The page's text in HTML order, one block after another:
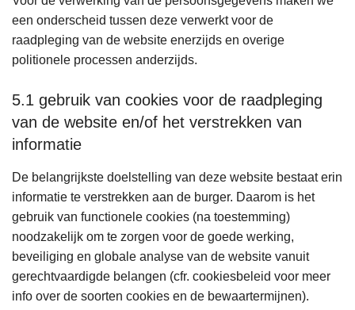
een onderscheid tussen deze verwerkt voor de
raadpleging van de website enerzijds en overige
politionele processen anderzijds.
5.1 gebruik van cookies voor de raadpleging
van de website en/of het verstrekken van
informatie
De belangrijkste doelstelling van deze website bestaat erin
informatie te verstrekken aan de burger. Daarom is het
gebruik van functionele cookies (na toestemming)
noodzakelijk om te zorgen voor de goede werking,
beveiliging en globale analyse van de website vanuit
gerechtvaardigde belangen (cfr. cookiesbeleid voor meer
info over de soorten cookies en de bewaartermijnen).